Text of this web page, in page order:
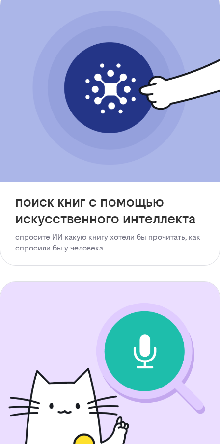
поиск книг с помощью
искусственного интеллекта
спросите ИИ какую книгу хотели бы прочитать, как
спросили бы у человека.